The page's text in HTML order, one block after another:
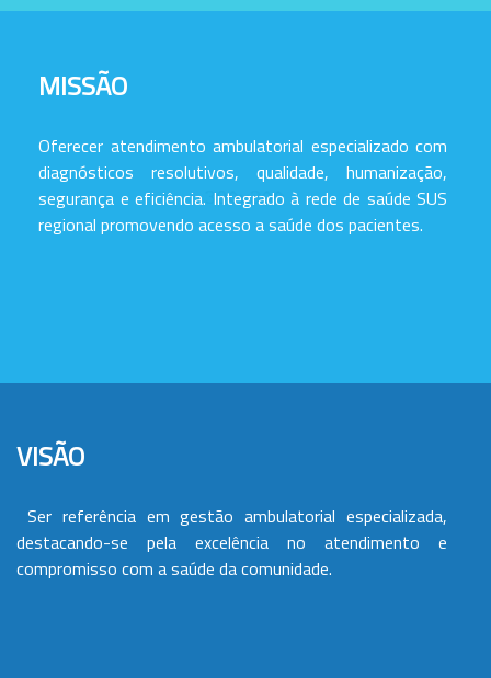
MISSÃO
Oferecer atendimento ambulatorial especializado com
diagnósticos resolutivos, qualidade, humanização,
segurança e eficiência. Integrado à rede de saúde SUS
regional promovendo acesso a saúde dos pacientes.
VISÃO
Ser referência em gestão ambulatorial especializada,
destacando-se pela excelência no atendimento e
compromisso com a saúde da comunidade.